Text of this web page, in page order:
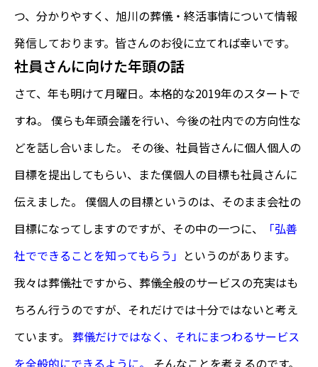
つ、分かりやすく、旭川の葬儀・終活事情について情報
発信しております。皆さんのお役に立てれば幸いです。
社員さんに向けた年頭の話
さて、年も明けて月曜日。本格的な2019年のスタートで
すね。 僕らも年頭会議を行い、今後の社内での方向性な
どを話し合いました。 その後、社員皆さんに個人個人の
目標を提出してもらい、また僕個人の目標も社員さんに
伝えました。 僕個人の目標というのは、そのまま会社の
目標になってしますのですが、その中の一つに、
「弘善
社でできることを知ってもらう」 というのがあります。
我々は葬儀社ですから、葬儀全般のサービスの充実はも
ちろん行うのですが、それだけでは十分ではないと考え
ています。 葬儀だけではなく、それにまつわるサービス
を全般的にできるように。
そんなことを考えるのです。